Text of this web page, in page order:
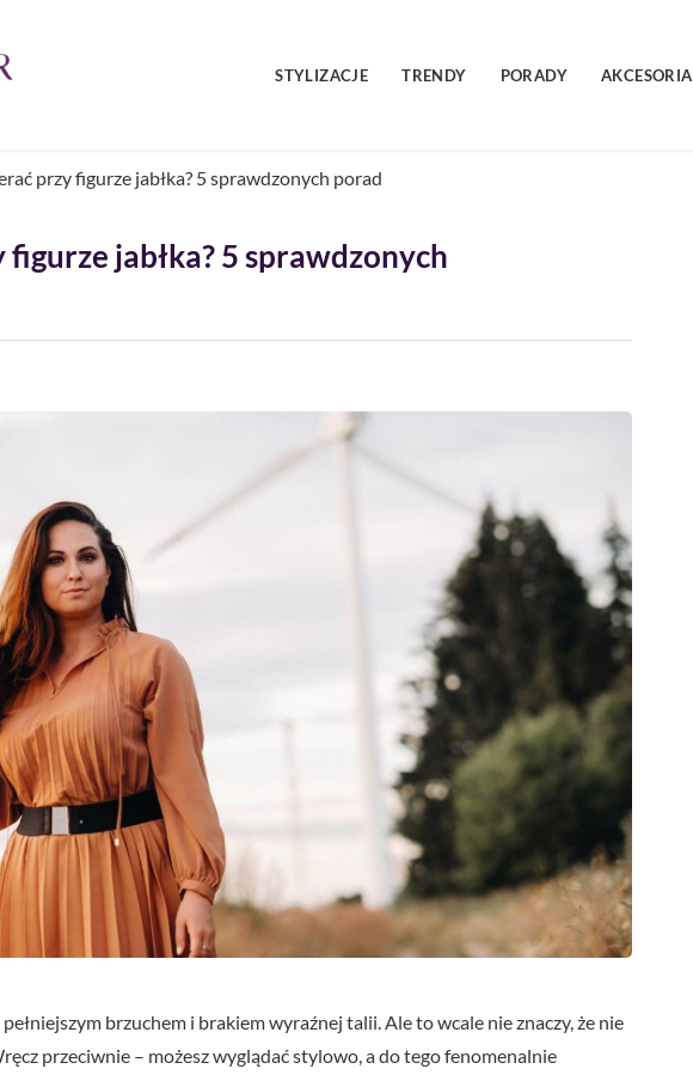
STYLIZACJE TRENDY PORADY AKCESORIA
przy figurze jabłka? 5 sprawdzonych porad
jabłka? 5 sprawdzonych
brzuchem i brakiem wyraźnej talii. Ale to wcale nie znaczy, że nie
przeciwnie – możesz wyglądać stylowo, a do tego fenomenalnie